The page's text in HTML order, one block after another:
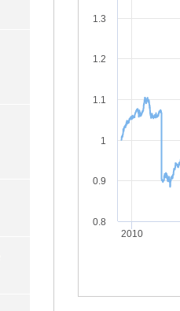
2010
0.8
0.9
1
1.1
1.2
1.3